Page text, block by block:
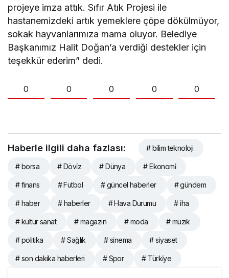
projeye imza attık. Sıfır Atık Projesi ile
hastanemizdeki artık yemeklere çöpe dökülmüyor,
sokak hayvanlarımıza mama oluyor. Belediye
Başkanımız Halit Doğan’a verdiği destekler için
teşekkür ederim” dedi.
0 0 0 0 0
Haberle ilgili daha fazlası: # bilim teknoloji
# borsa # Dövi̇z # Dünya # Ekonomi̇
# finans # Futbol # güncel haberler # gündem
# haber # haberler # Hava Durumu # iha
# kültür sanat # magazin # moda # müzik
# politika # Sağlık # sinema # siyaset
# son dakika haberleri # Spor # Türki̇ye